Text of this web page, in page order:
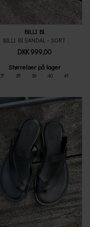
Størrelser på lager
37 38 39 40 41
BILLI BI
BILLI BI SANDAL - SORT
DKK 999,00